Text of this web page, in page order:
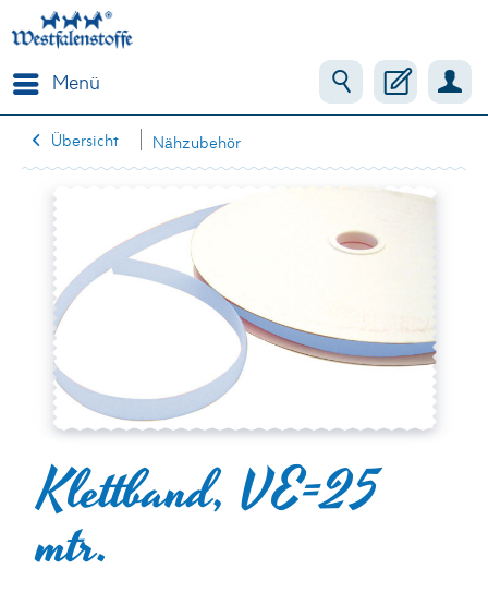
Menü
Übersicht Nähzubehör
Klettband, VE=25
mtr.